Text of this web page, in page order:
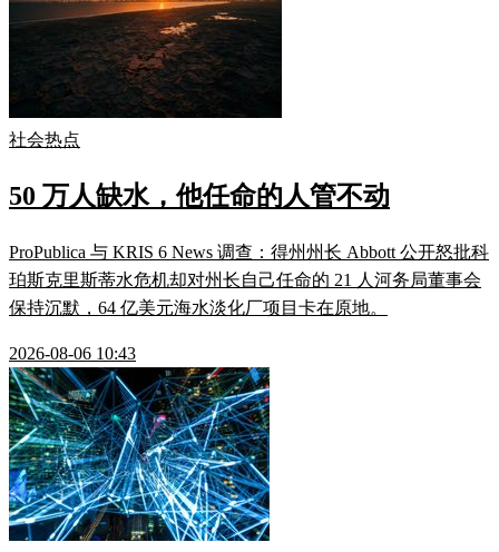
社会热点
50 万人缺水，他任命的人管不动
ProPublica 与 KRIS 6 News 调查：得州州长 Abbott 公开怒批科
珀斯克里斯蒂水危机却对州长自己任命的 21 人河务局董事会
保持沉默，64 亿美元海水淡化厂项目卡在原地。
2026-08-06 10:43